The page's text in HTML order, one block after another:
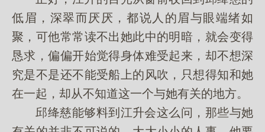
低眉，深翠而厌厌，都说人的眉与眼端绪如
聚，可他常常读不出她此中的明暗，就会变得
恳求，偏偏开始觉得身体难受起来，却不想深
究是不是还不能受船上的风吹，只想得知和她
在一起，却从不知道这一个与她有关的地方。
邱绛慈能够料到江升会这么问，那些与她